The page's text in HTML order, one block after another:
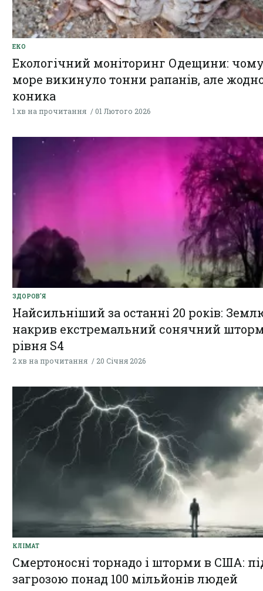
ЕКО
Екологічний моніторинг Одещини:
море викинуло тонни рапанів, але
коника
1 хв на прочитання 01 Лютого 2026
ЗДОРОВ'Я
Найсильніший за останні 20 років:
накрив екстремальний сонячний
рівня S4
2 хв на прочитання 20 Січня 2026
КЛІМАТ
Смертоносні торнадо і шторми в США:
загрозою понад 100 мільйонів людей